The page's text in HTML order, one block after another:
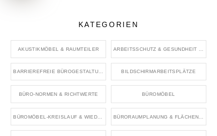
KATEGORIEN
AKUSTIKMÖBEL & RAUMTEILER
BARRIEREFREIE BÜROGESTALTUNG BILDSCHIRMARBEITSPLÄTZE
BÜRO-NORMEN & RICHTWERTE BÜROMÖBEL